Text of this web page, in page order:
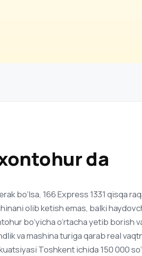
da
bo‘lsa, 166 Express 1331 qisqa
olib ketish emas, balki
bo‘yicha o‘rtacha yetib borish
va mashina turiga qarab real
Toshkent ichida 150 000